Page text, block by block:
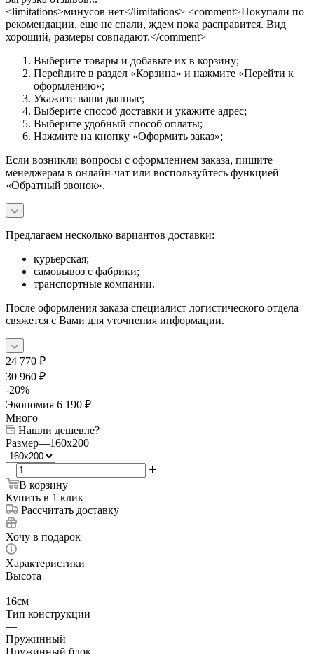
<limitations>минусов нет</limitations> <comment>Покупали по
рекомендации, еще не спали, ждем пока расправится. Вид
хороший, размеры совпадают.</comment>
Выберите товары и добавьте их в корзину;
Перейдите в раздел «Корзина» и нажмите «Перейти к
оформлению»;
Укажите ваши данные;
Выберите способ доставки и укажите адрес;
Выберите удобный способ оплаты;
Нажмите на кнопку «Оформить заказ»;
Если возникли вопросы с оформлением заказа, пишите
менеджерам в онлайн-чат или воспользуйтесь функцией
«Обратный звонок».
Предлагаем несколько вариантов доставки:
курьерская;
самовывоз с фабрики;
транспортные компании.
После оформления заказа специалист логистического отдела
свяжется с Вами для уточнения информации.
24 770 ₽
30 960 ₽
-20%
Экономия 6 190 ₽
Много
Нашли дешевле?
Размер—160x200
В корзину
Купить в 1 клик
Рассчитать доставку
Хочу в подарок
Характеристики
Высота
—
16см
Тип конструкции
—
Пружинный
Пружинный блок